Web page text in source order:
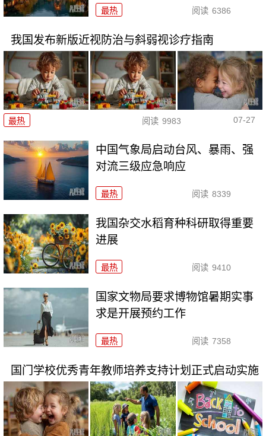
最热 阅读 6386
我国发布新版近视防治与斜弱视诊疗指南
最热 阅读 9983 07-27
中国气象局启动台风、暴雨、强
对流三级应急响应
最热 阅读 8339
我国杂交水稻育种科研取得重要
进展
最热 阅读 9410
国家文物局要求博物馆暑期实事
求是开展预约工作
最热 阅读 7358
国门学校优秀青年教师培养支持计划正式启动实施